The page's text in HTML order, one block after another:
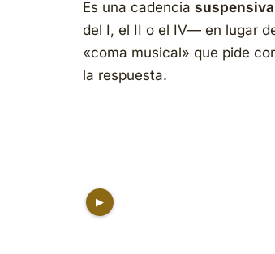
Es una cadencia suspensiva
del I, el II o el IV— en lugar
«coma musical» que pide
la respuesta.
▶